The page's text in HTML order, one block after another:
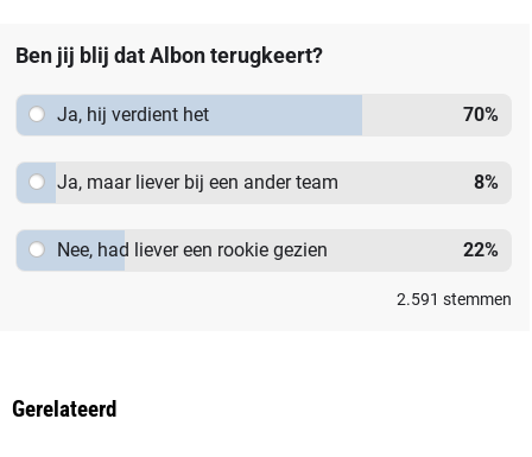
Ben jij blij dat Albon terugkeert?
Ja, hij verdient het 70%
Ja, maar liever bij een ander team 8%
Nee, had liever een rookie gezien 22%
2.591 stemmen
Gerelateerd